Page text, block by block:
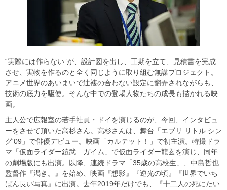
“実際には作らない”が、設計図を出し、工期を立て、見積書を完成
させ、実物を作るのと全く同じように取り組む無謀プロジェクト。
アニメ世界のあいまいで辻褄の合わない設定に翻弄されながらも、
技術の底力を駆使。そんな中での登場人物たちの成長も描かれる映
画。
主人公で広報室の若手社員・ドイを演じるのが、今回、インタビュ
ーをさせて頂いた高杉さん。高杉さんは、舞台「エブリ リトル シン
グ'09」で俳優デビュー。映画「カルテット！」で初主演。特撮ドラ
マ「仮面ライダー鎧武 ガイム」で仮面ライダー龍玄を演じ、同年
の劇場版にも出演。以降、連続ドラマ「35歳の高校生」、中島哲也
監督作『渇き。』を始め、映画『想影』『逆光の頃』『世界でいち
ばん長い写真』に出演。去年2019年だけでも、『十二人の死にたい